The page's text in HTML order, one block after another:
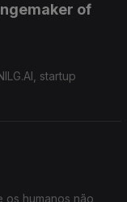
of
startup
humanos não